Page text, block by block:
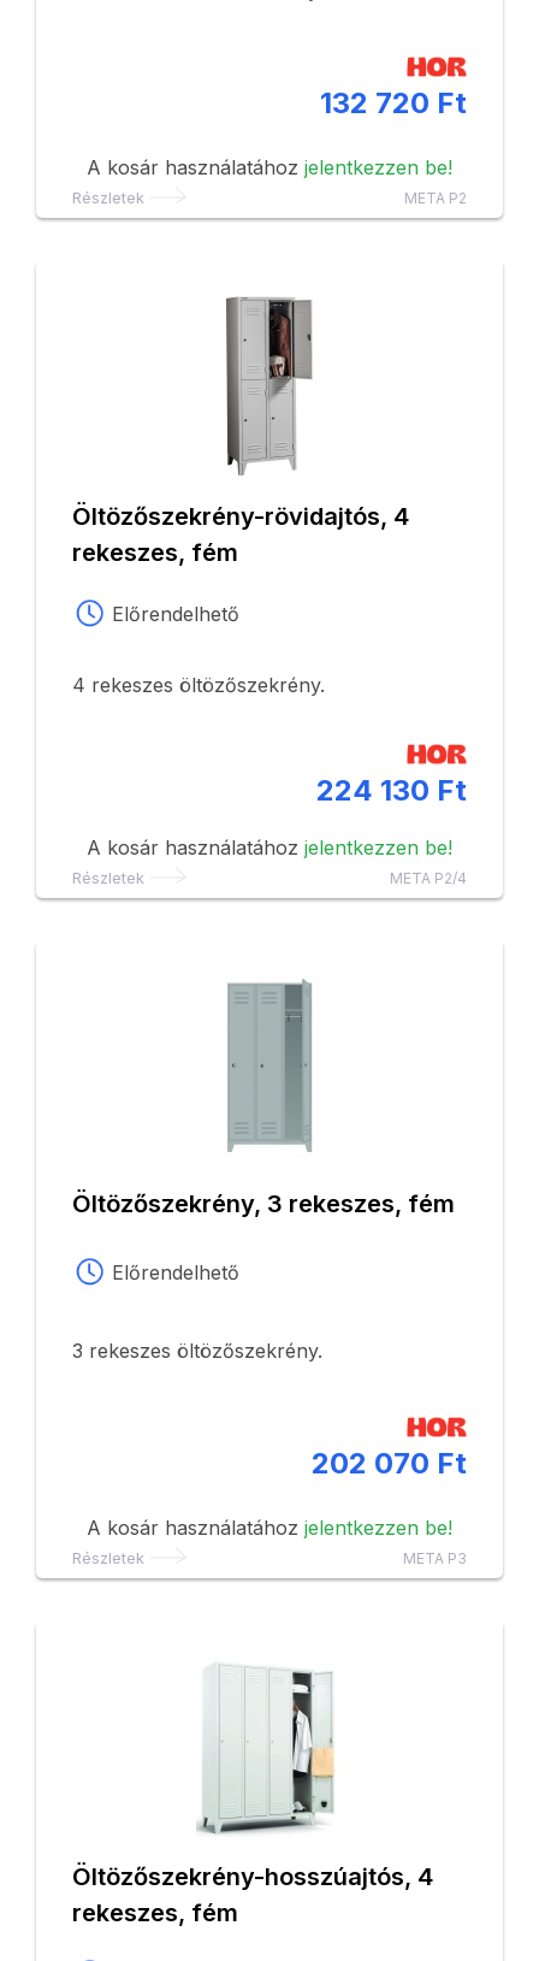
132 720 Ft
A kosár használatához jelentkezzen be!
Részletek META P2
Öltözőszekrény-rövidajtós, 4
rekeszes, fém
Előrendelhető
4 rekeszes öltözőszekrény.
224 130 Ft
A kosár használatához jelentkezzen be!
Részletek META P2/4
Öltözőszekrény, 3 rekeszes, fém
Előrendelhető
3 rekeszes öltözőszekrény.
202 070 Ft
A kosár használatához jelentkezzen be!
Részletek META P3
Öltözőszekrény-hosszúajtós, 4
rekeszes, fém